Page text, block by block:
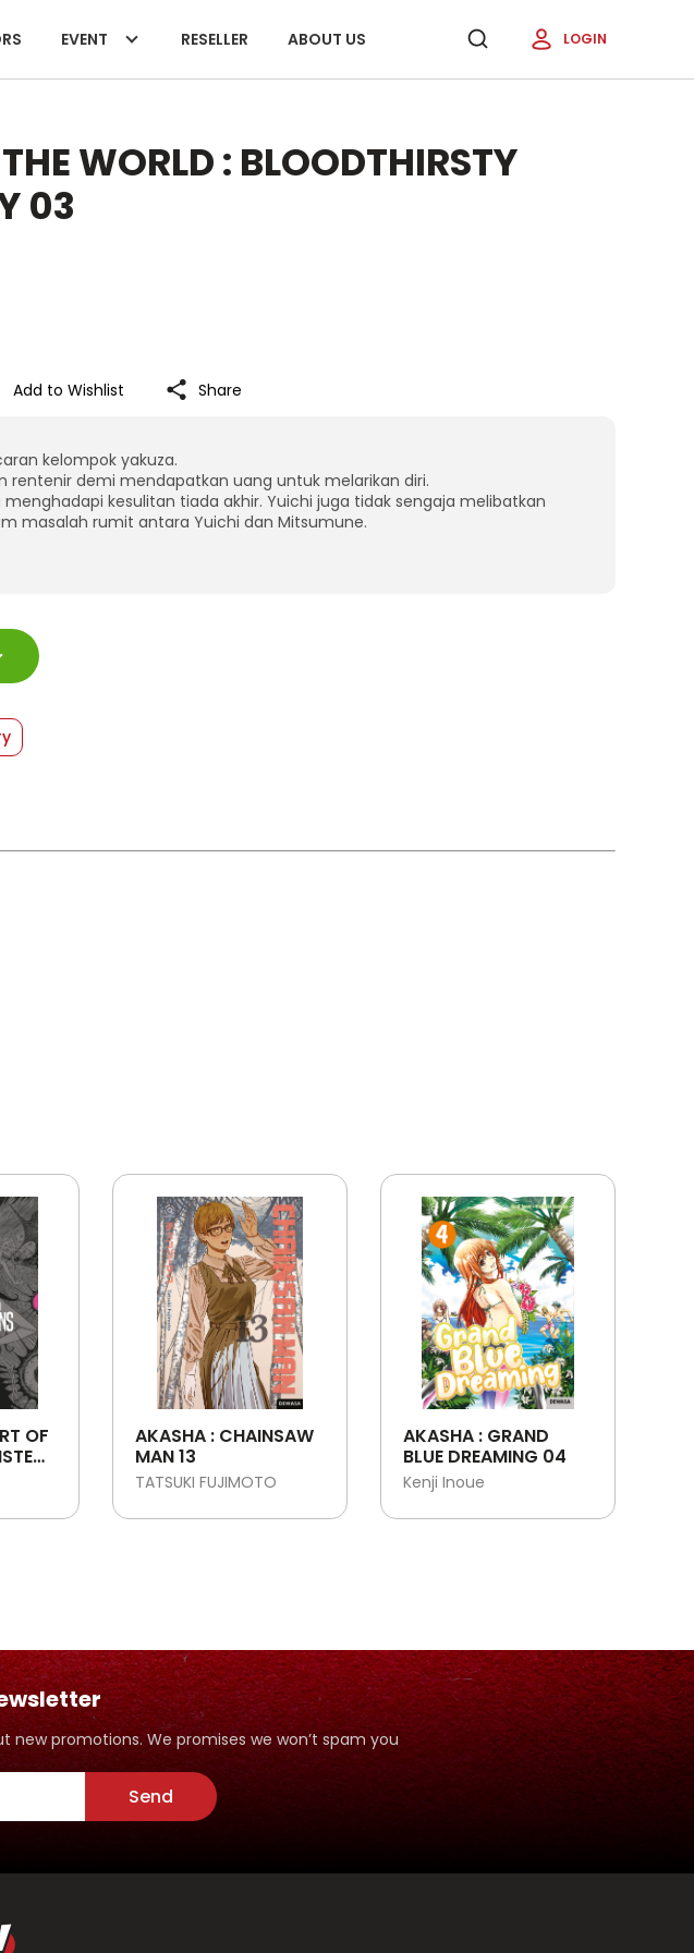
EVENT RESELLER ABOUT US LOGIN
WORLD : BLOODTHIRSTY
03
Add to Wishlist Share
kelompok yakuza.
rentenir demi mendapatkan uang untuk melarikan diri.
kesulitan tiada akhir. Yuichi juga tidak sengaja melibatkan
masalah rumit antara Yuichi dan Mitsumune.
OF
AKASHA : CHAINSAW
MAN 13
TATSUKI FUJIMOTO
AKASHA : GRAND
BLUE DREAMING 04
Kenji Inoue
promotions. We promises we won’t spam you
Send